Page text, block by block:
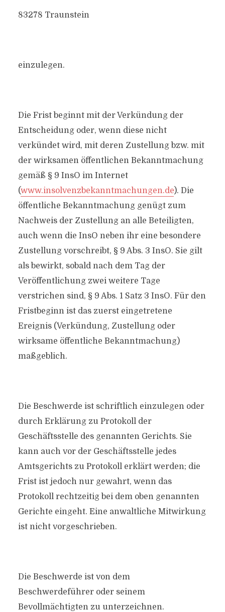
83278 Traunstein
einzulegen.
Die Frist beginnt mit der Verkündung der
Entscheidung oder, wenn diese nicht
verkündet wird, mit deren Zustellung bzw. mit
der wirksamen öffentlichen Bekanntmachung
gemäß § 9 InsO im Internet
(www.insolvenzbekanntmachungen.de). Die
öffentliche Bekanntmachung genügt zum
Nachweis der Zustellung an alle Beteiligten,
auch wenn die InsO neben ihr eine besondere
Zustellung vorschreibt, § 9 Abs. 3 InsO. Sie gilt
als bewirkt, sobald nach dem Tag der
Veröffentlichung zwei weitere Tage
verstrichen sind, § 9 Abs. 1 Satz 3 InsO. Für den
Fristbeginn ist das zuerst eingetretene
Ereignis (Verkündung, Zustellung oder
wirksame öffentliche Bekanntmachung)
maßgeblich.
Die Beschwerde ist schriftlich einzulegen oder
durch Erklärung zu Protokoll der
Geschäftsstelle des genannten Gerichts. Sie
kann auch vor der Geschäftsstelle jedes
Amtsgerichts zu Protokoll erklärt werden; die
Frist ist jedoch nur gewahrt, wenn das
Protokoll rechtzeitig bei dem oben genannten
Gerichte eingeht. Eine anwaltliche Mitwirkung
ist nicht vorgeschrieben.
Die Beschwerde ist von dem
Beschwerdeführer oder seinem
Bevollmächtigten zu unterzeichnen.